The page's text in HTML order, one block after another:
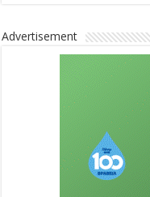
Advertisement